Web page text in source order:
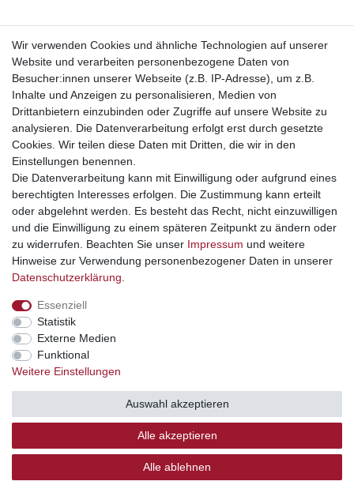
Mehr Informationen
Rechtliches
Widerrufsrecht
Impressum
Datenschutzerklärung
AGB
TH-012-20034-H)
© Copyright 2026 | Alle Rechte vorbehalten.
Wir verwenden Cookies und ähnliche Technologien auf unserer
Website und verarbeiten personenbezogene Daten von
Besucher:innen unserer Webseite (z.B. IP-Adresse), um z.B.
Inhalte und Anzeigen zu personalisieren, Medien von
Drittanbietern einzubinden oder Zugriffe auf unsere Website zu
analysieren. Die Datenverarbeitung erfolgt erst durch gesetzte
Cookies. Wir teilen diese Daten mit Dritten, die wir in den
Einstellungen benennen.
Die Datenverarbeitung kann mit Einwilligung oder aufgrund eines
berechtigten Interesses erfolgen. Die Zustimmung kann erteilt
oder abgelehnt werden. Es besteht das Recht, nicht einzuwilligen
und die Einwilligung zu einem späteren Zeitpunkt zu ändern oder
zu widerrufen. Beachten Sie unser Impressum und weitere
Hinweise zur Verwendung personenbezogener Daten in unserer
Daten­schutz­erklärung
Essenziell
Statistik
Externe Medien
Funktional
Weitere Einstellungen
Alle akzeptieren
Alle ablehnen
Auswahl akzeptieren